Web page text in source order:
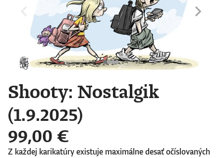
Shooty: Nostalgik
(1.9.2025)
99,00 €
Z každej karikatúry existuje maximálne desať očíslovaných